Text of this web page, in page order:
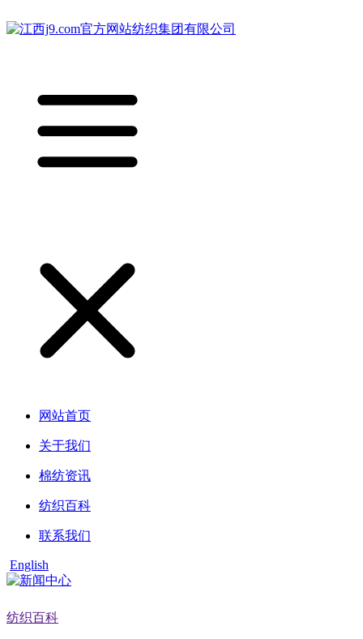
网站首页
关于我们
棉纺资讯
纺织百科
联系我们
English
纺织百科